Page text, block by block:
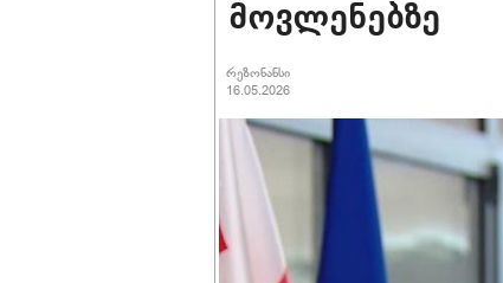
მოვლენებზე
რეზონანსი
16.05.2026